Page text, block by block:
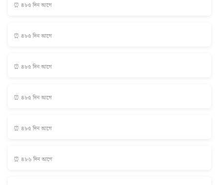
⏰ ৪৮৫ দিন আগে
⏰ ৪৮৫ দিন আগে
⏰ ৪৮৫ দিন আগে
⏰ ৪৮৫ দিন আগে
⏰ ৪৮৫ দিন আগে
⏰ ৪৮৬ দিন আগে